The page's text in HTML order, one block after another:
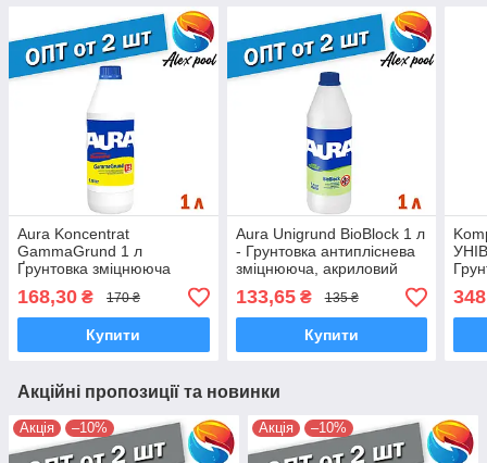
Aura Koncentrat
GammaGrund 1 л
Ґрунтовка зміцнююча
глибокого проникнення
для внутрішніх і зовнішніх
робіт
168,30 ₴ 170 ₴
Купити
Aura Unigrund BioBlock 1 л
- Грунтовка антипліснева
зміцнююча, акриловий
водно-дисперсійний
антиплесневый
133,65₴ 135 ₴
Купити
Акційні пропозиції та новинки
Акція –10% Акція –10%